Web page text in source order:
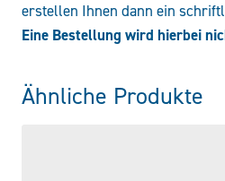
erstellen Ihnen dann ein
Eine Bestellung wird hierbei
Ähnliche Produkte